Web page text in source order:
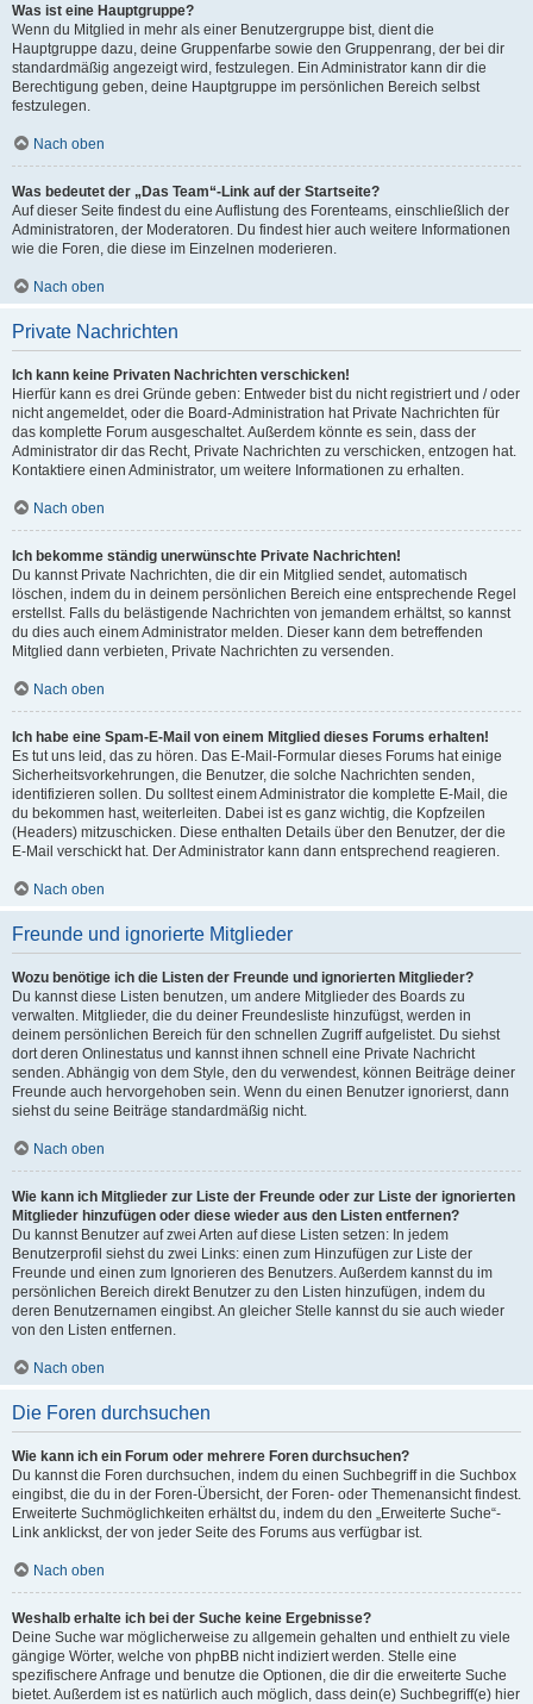
Was ist eine Hauptgruppe?
Wenn du Mitglied in mehr als einer Benutzergruppe bist, dient die
Hauptgruppe dazu, deine Gruppenfarbe sowie den Gruppenrang, der bei dir
standardmäßig angezeigt wird, festzulegen. Ein Administrator kann dir die
Berechtigung geben, deine Hauptgruppe im persönlichen Bereich selbst
festzulegen.
Nach oben
Was bedeutet der „Das Team“-Link auf der Startseite?
Auf dieser Seite findest du eine Auflistung des Forenteams, einschließlich der
Administratoren, der Moderatoren. Du findest hier auch weitere Informationen
wie die Foren, die diese im Einzelnen moderieren.
Nach oben
Private Nachrichten
Ich kann keine Privaten Nachrichten verschicken!
Hierfür kann es drei Gründe geben: Entweder bist du nicht registriert und / oder
nicht angemeldet, oder die Board-Administration hat Private Nachrichten für
das komplette Forum ausgeschaltet. Außerdem könnte es sein, dass der
Administrator dir das Recht, Private Nachrichten zu verschicken, entzogen hat.
Kontaktiere einen Administrator, um weitere Informationen zu erhalten.
Nach oben
Ich bekomme ständig unerwünschte Private Nachrichten!
Du kannst Private Nachrichten, die dir ein Mitglied sendet, automatisch
löschen, indem du in deinem persönlichen Bereich eine entsprechende Regel
erstellst. Falls du belästigende Nachrichten von jemandem erhältst, so kannst
du dies auch einem Administrator melden. Dieser kann dem betreffenden
Mitglied dann verbieten, Private Nachrichten zu versenden.
Nach oben
Ich habe eine Spam-E-Mail von einem Mitglied dieses Forums erhalten!
Es tut uns leid, das zu hören. Das E-Mail-Formular dieses Forums hat einige
Sicherheitsvorkehrungen, die Benutzer, die solche Nachrichten senden,
identifizieren sollen. Du solltest einem Administrator die komplette E-Mail, die
du bekommen hast, weiterleiten. Dabei ist es ganz wichtig, die Kopfzeilen
(Headers) mitzuschicken. Diese enthalten Details über den Benutzer, der die
E-Mail verschickt hat. Der Administrator kann dann entsprechend reagieren.
Nach oben
Freunde und ignorierte Mitglieder
Wozu benötige ich die Listen der Freunde und ignorierten Mitglieder?
Du kannst diese Listen benutzen, um andere Mitglieder des Boards zu
verwalten. Mitglieder, die du deiner Freundesliste hinzufügst, werden in
deinem persönlichen Bereich für den schnellen Zugriff aufgelistet. Du siehst
dort deren Onlinestatus und kannst ihnen schnell eine Private Nachricht
senden. Abhängig von dem Style, den du verwendest, können Beiträge deiner
Freunde auch hervorgehoben sein. Wenn du einen Benutzer ignorierst, dann
siehst du seine Beiträge standardmäßig nicht.
Nach oben
Wie kann ich Mitglieder zur Liste der Freunde oder zur Liste der ignorierten
Mitglieder hinzufügen oder diese wieder aus den Listen entfernen?
Du kannst Benutzer auf zwei Arten auf diese Listen setzen: In jedem
Benutzerprofil siehst du zwei Links: einen zum Hinzufügen zur Liste der
Freunde und einen zum Ignorieren des Benutzers. Außerdem kannst du im
persönlichen Bereich direkt Benutzer zu den Listen hinzufügen, indem du
deren Benutzernamen eingibst. An gleicher Stelle kannst du sie auch wieder
von den Listen entfernen.
Nach oben
Die Foren durchsuchen
Wie kann ich ein Forum oder mehrere Foren durchsuchen?
Du kannst die Foren durchsuchen, indem du einen Suchbegriff in die Suchbox
eingibst, die du in der Foren-Übersicht, der Foren- oder Themenansicht findest.
Erweiterte Suchmöglichkeiten erhältst du, indem du den „Erweiterte Suche“-
Link anklickst, der von jeder Seite des Forums aus verfügbar ist.
Nach oben
Weshalb erhalte ich bei der Suche keine Ergebnisse?
Deine Suche war möglicherweise zu allgemein gehalten und enthielt zu viele
gängige Wörter, welche von phpBB nicht indiziert werden. Stelle eine
spezifischere Anfrage und benutze die Optionen, die dir die erweiterte Suche
bietet. Außerdem ist es natürlich auch möglich, dass dein(e) Suchbegriff(e) hier